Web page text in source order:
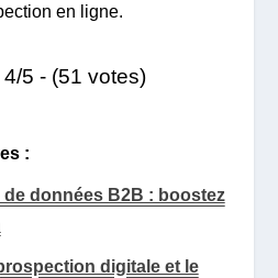
en ligne.
4/5 - (51 votes)
:
données B2B : boostez
digitale et le